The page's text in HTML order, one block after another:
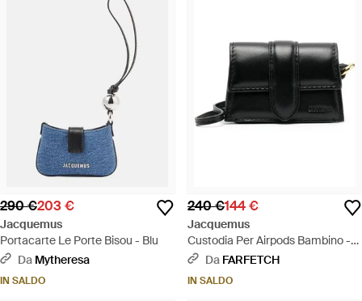
290 €203 €
Jacquemus
Portacarte Le Porte Bisou - Blu
Da Mytheresa
IN SALDO
240 €144 €
Jacquemus
Custodia Per Airpods Bambino -
NeroDa FARFETCH
IN SALDO